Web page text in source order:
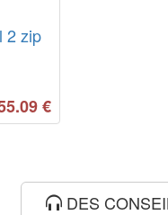
2 zip
€
DES